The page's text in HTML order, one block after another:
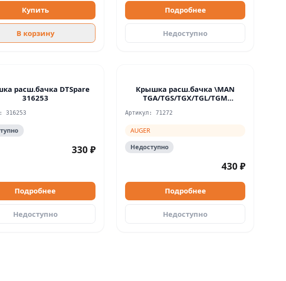
Купить
В корзину
Подробнее
Недоступно
расш.бачка DTSpare
316253
316253
330 ₽
Подробнее
Недоступно
Крышка расш.бачка \MAN
TGA/TGS/TGX/TGL/TGM
Артикул: 71272
AUGER
Недоступно
430 ₽
Подробнее
Недоступно